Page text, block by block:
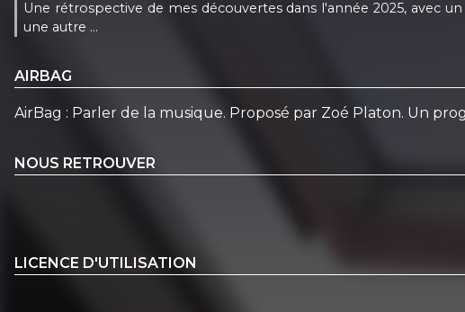
Une rétrospective de mes découvertes dans l'année 2025, avec
une autre ...
AIRBAG
AirBag : Parler de la musique. Proposé par Zoé Platon. Un
NOUS RETROUVER
LICENCE D'UTILISATION